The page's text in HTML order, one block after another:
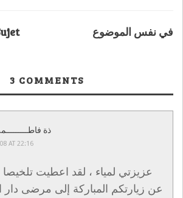
في نفس الموضوع
3 COMMENTS
ذة
AT 22:16
عزيزتي لمياء ، لقد اعطيت
عن زيارتكم المباركة إلى مرضى دار